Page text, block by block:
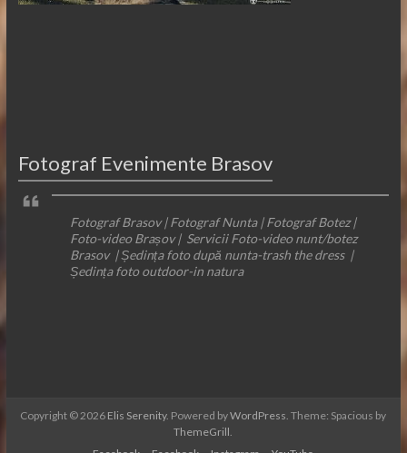
Fotograf Evenimente Brasov
Fotograf Brasov | Fotograf Nunta | Fotograf Botez |
Foto-video Brașov | Servicii Foto-video nunt/botez
Brasov | Ședința foto după nunta-trash the dress |
Ședința foto outdoor-in natura
Copyright © 2026 Elis Serenity. Powered byWordPress. Theme: Spacious by
ThemeGrill.